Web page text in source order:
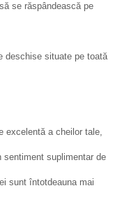
se răspândească pe
deschise situate pe toată
excelentă a cheilor tale,
suplimentar de
sunt întotdeauna mai